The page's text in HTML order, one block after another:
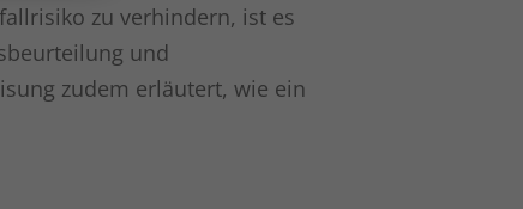
zu verhindern, ist es
und
zudem erläutert, wie ein